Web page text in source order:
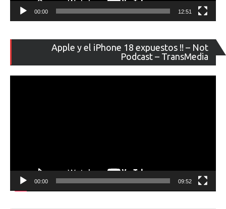
00:00 12:51
Apple y el iPhone 18 expuestos !! – Not
Podcast – TransMedia
de
00:00 09:52